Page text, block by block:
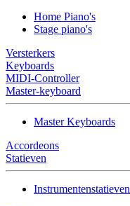
Home Piano's
Stage piano's
Versterkers
Keyboards
MIDI-Controller
Master-keyboard
Master Keyboards
Accordeons
Statieven
Instrumentenstatieven